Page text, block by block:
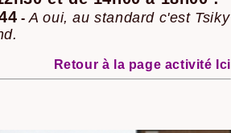
-A oui, au standard c'est Tsiky
Retour à la page activité Ici